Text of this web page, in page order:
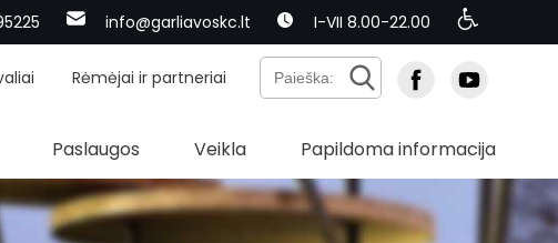
info@garliavoskc.lt I-VII 8.00-22.00
Rėmėjai ir partneriai
Paslaugos Veikla Papildoma informacija